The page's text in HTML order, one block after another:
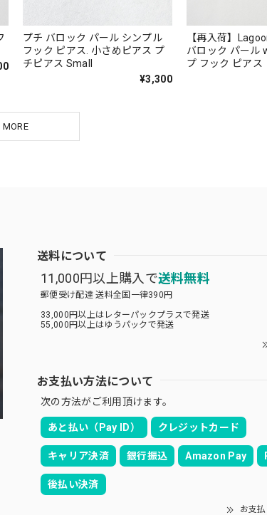
プチ バロック パール シンプル
フック ピアス. 小さめピアス プ
チピアス Small
¥3,300
【再入荷】
バロック パール
プ フック ピアス
MORE
送料について
11,000円以上購入で送料無料
郵便受け配達 送料全国一律390円
33,000円以上はレターパックプラスで発送
55,000円以上はゆうパックで発送
お支払い方法について
次の方法がご利用頂けます。
あと払い（Pay ID） クレジットカード
キャリア決済 銀行振込 Amazon Pay
後払い決済
お支